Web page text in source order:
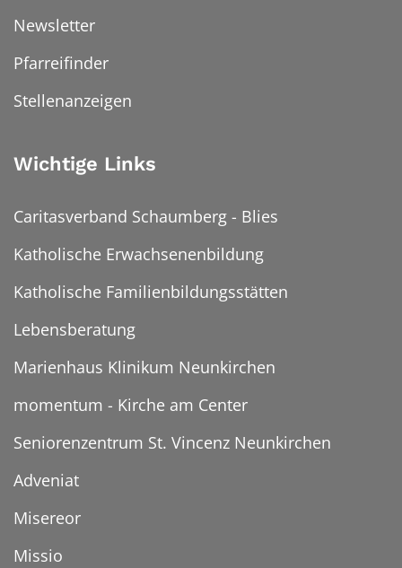
Newsletter
Pfarreifinder
Stellenanzeigen
Wichtige Links
Caritasverband Schaumberg - Blies
Katholische Erwachsenenbildung
Katholische Familienbildungsstätten
Lebensberatung
Marienhaus Klinikum Neunkirchen
momentum - Kirche am Center
Seniorenzentrum St. Vincenz Neunkirchen
Adveniat
Misereor
Missio